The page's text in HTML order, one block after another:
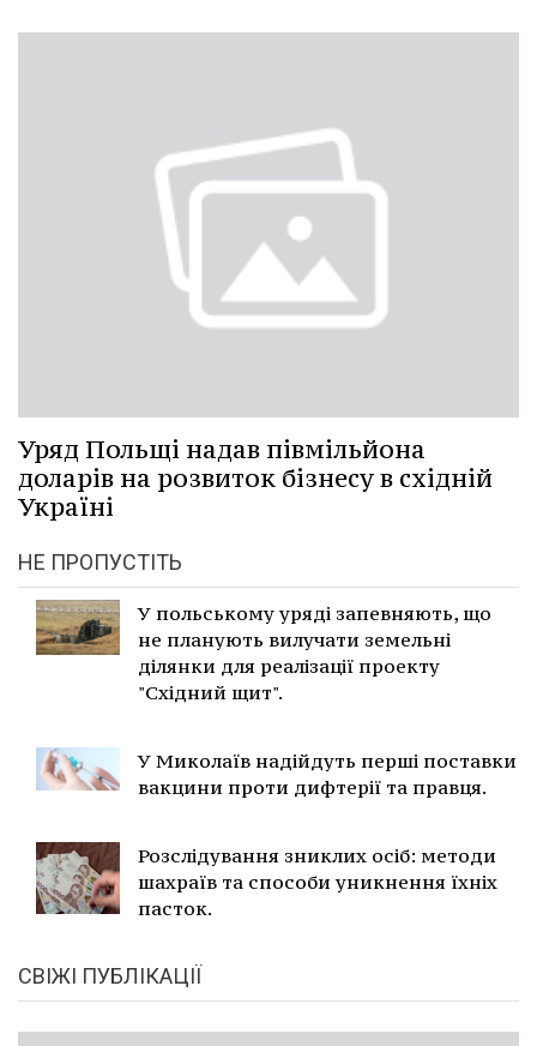
Уряд Польщі надав півмільйона
доларів на розвиток бізнесу в cхідній
Україні
НЕ ПРОПУСТІТЬ
У польському уряді запевняють, що
не планують вилучати земельні
ділянки для реалізації проекту
"Східний щит".
У Миколаїв надійдуть перші поставки
вакцини проти дифтерії та правця.
Розслідування зниклих осіб: методи
шахраїв та способи уникнення їхніх
пасток.
СВІЖІ ПУБЛІКАЦІЇ